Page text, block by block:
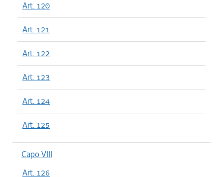
Art. 120
Art. 121
Art. 122
Art. 123
Art. 124
Art. 125
Capo VIII
Art. 126